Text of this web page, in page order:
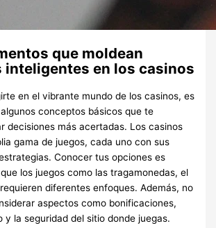
que moldean
inteligentes en los casinos
en el vibrante mundo de los casinos, es
conceptos básicos que te
decisiones más acertadas. Los casinos
gama de juegos, cada uno con sus
Conocer tus opciones es
los juegos como las tragamonedas, el
diferentes enfoques. Además, no
aspectos como bonificaciones,
y la seguridad del sitio donde juegas.